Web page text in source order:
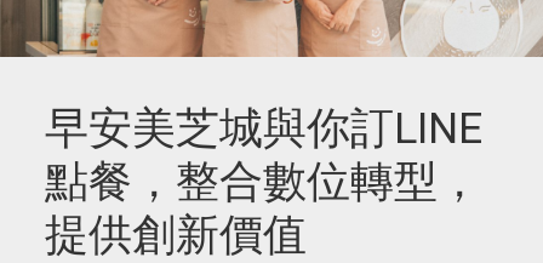
早安美芝城與你訂LINE
點餐，整合數位轉型，
提供創新價值